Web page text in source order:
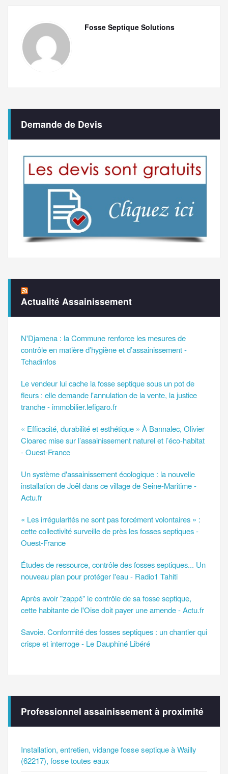
Fosse Septique Solutions
Demande de Devis
Actualité Assainissement
N'Djamena : la Commune renforce les mesures de
contrôle en matière d’hygiène et d’assainissement -
Tchadinfos
Le vendeur lui cache la fosse septique sous un pot de
fleurs : elle demande l'annulation de la vente, la justice
tranche - immobilier.lefigaro.fr
« Efficacité, durabilité et esthétique » À Bannalec, Olivier
Cloarec mise sur l’assainissement naturel et l’éco-habitat
- Ouest-France
Un système d'assainissement écologique : la nouvelle
installation de Joël dans ce village de Seine-Maritime -
Actu.fr
« Les irrégularités ne sont pas forcément volontaires » :
cette collectivité surveille de près les fosses septiques -
Ouest-France
Études de ressource, contrôle des fosses septiques... Un
nouveau plan pour protéger l'eau - Radio1 Tahiti
Après avoir "zappé" le contrôle de sa fosse septique,
cette habitante de l'Oise doit payer une amende - Actu.fr
Savoie. Conformité des fosses septiques : un chantier qui
crispe et interroge - Le Dauphiné Libéré
Professionnel assainissement à proximité
Installation, entretien, vidange fosse septique à Wailly
(62217), fosse toutes eaux